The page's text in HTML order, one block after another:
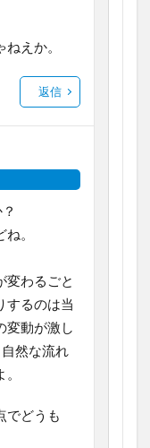
えか。
返信
。
変わるごと
するのは当
変動が激し
然な流れ
でどうも